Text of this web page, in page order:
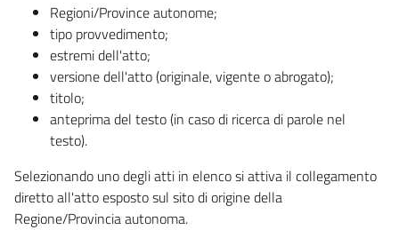
Regioni/Province autonome;
tipo provvedimento;
estremi dell'atto;
versione dell'atto (originale, vigente o abrogato);
titolo;
anteprima del testo (in caso di ricerca di parole nel
testo).
Selezionando uno degli atti in elenco si attiva il collegamento
diretto all'atto esposto sul sito di origine della
Regione/Provincia autonoma.